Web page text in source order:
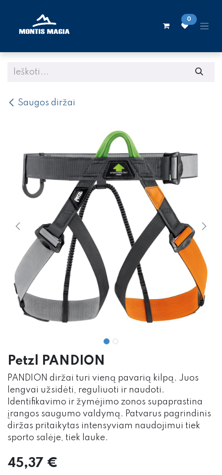
0
Saugos diržai
Petzl PANDION
PANDION diržai turi vieną pavarią kilpą. Juos
lengvai užsidėti, reguliuoti ir naudoti.
Identifikavimo ir žymėjimo zonos supaprastina
įrangos saugumo valdymą. Patvarus pagrindinis
diržas pritaikytas intensyviam naudojimui tiek
sporto salėje, tiek lauke.
45,37 €